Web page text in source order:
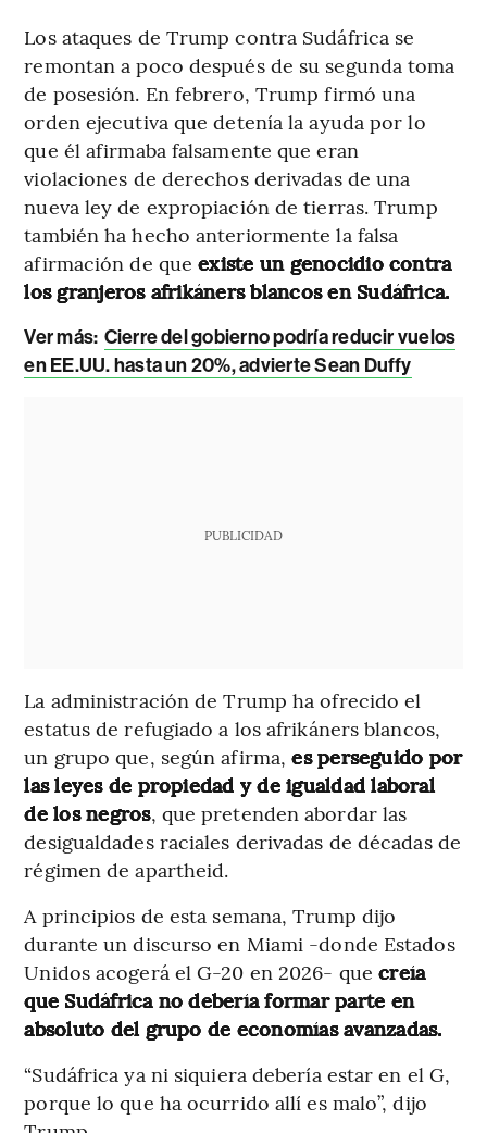
Los ataques de Trump contra Sudáfrica se
remontan a poco después de su segunda toma
de posesión. En febrero, Trump firmó una
orden ejecutiva que detenía la ayuda por lo
que él afirmaba falsamente que eran
violaciones de derechos derivadas de una
nueva ley de expropiación de tierras. Trump
también ha hecho anteriormente la falsa
afirmación de queexiste un genocidio contra
los granjeros afrikáners blancos en Sudáfrica.
Ver más: Cierre del gobierno podría reducir vuelos
en EE.UU. hasta un 20%, advierte Sean Duffy
PUBLICIDAD
La administración de Trump ha ofrecido el
estatus de refugiado a los afrikáners blancos,
un grupo que, según afirma, es perseguido por
las leyes de propiedad y de igualdad laboral
de los negros, que pretenden abordar las
desigualdades raciales derivadas de décadas de
régimen de apartheid.
A principios de esta semana, Trump dijo
durante un discurso en Miami -donde Estados
Unidos acogerá el G-20 en 2026- que creía
que Sudáfrica no debería formar parte en
absoluto del grupo de economías avanzadas.
“Sudáfrica ya ni siquiera debería estar en el G,
porque lo que ha ocurrido allí es malo”, dijo